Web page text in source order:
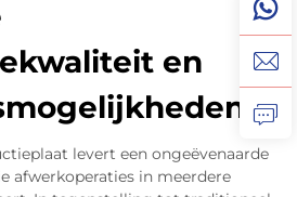
en
levert een ongeëvenaarde
afwerkoperaties in meerdere